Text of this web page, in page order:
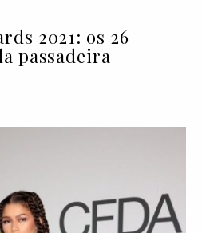
2021: os 26
passadeira